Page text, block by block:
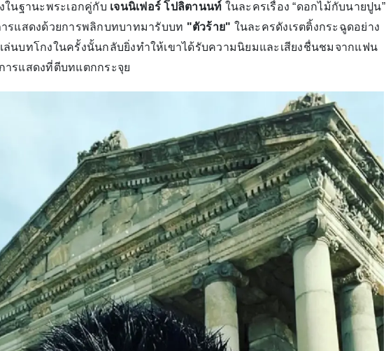
ในฐานะพระเอกคู่กับ เจนนิเฟอร์ โปลิตานนท์ ในละครเรื่อง “ดอกไม้กับนายปูน”
รแสดงด้วยการพลิกบทบาทมารับบท "ตัวร้าย" ในละครดังเรตติ้งกระฉูดอย่าง
รเล่นบทโกงในครั้งนั้นกลับยิ่งทำให้เขาได้รับความนิยมและเสียงชื่นชมจากแฟน
ารแสดงที่ตีบทแตกกระจุย